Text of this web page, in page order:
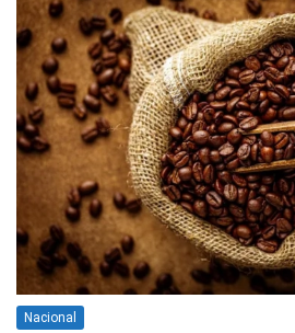
Nacional